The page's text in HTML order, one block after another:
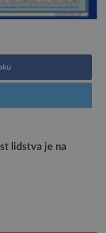
lidstva je na